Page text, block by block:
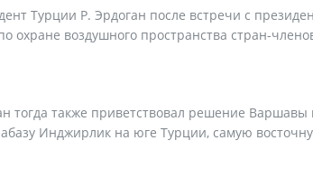
Турции Р. Эрдоган после встречи с
охране воздушного пространства стран-
тогда также приветствовал решение
Инджирлик на юге Турции, самую